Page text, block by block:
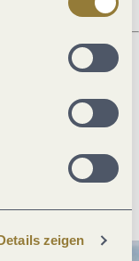
in der Nutzung
zeigen
PDF erzeugen